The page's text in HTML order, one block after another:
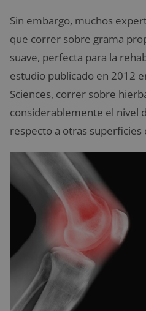
Sin embargo, muchos
que correr sobre grama
suave, perfecta para la
estudio publicado en 2012
Sciences, correr sobre
considerablemente el nivel
respecto a otras superficies